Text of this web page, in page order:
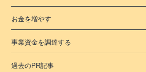
お金を増やす
事業資金を調達する
過去のPR記事